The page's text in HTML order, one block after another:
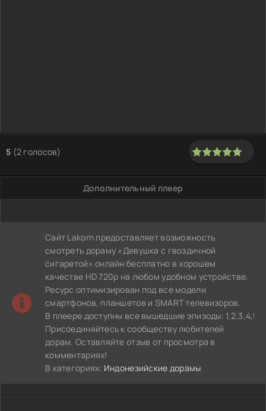
5 (2 голосов)
Дополнительный плеер
Сайт Lakorn предоставляет возможность
смотреть дораму «Девушка с гвоздичной
сигаретой» онлайн бесплатно в хорошем
качестве HD 720p на любом удобном устройстве.
Ресурс оптимизирован под все модели
смартфонов, планшетов и SMART телевизоров.
В плеере доступны все вышедшие эпизоды: 1,2,3,4,5
Присоединяйтесь к сообществу любителей
дорам. Оставляйте отзыв от просмотра в
комментариях!
В категориях: Индонезийские дорамы